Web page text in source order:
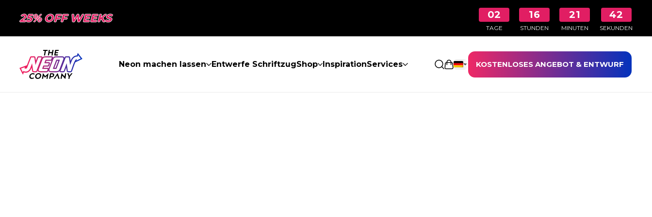
25% OFF WEEKS 02
TAGE
16
STUNDEN
21
MINUTEN
42
SEKUNDEN
Neon machen lassen Entwerfe SchriftzugShop InspirationServices Einkaufswagen öffnen
KOSTENLOSES ANGEBOT & ENTWURF